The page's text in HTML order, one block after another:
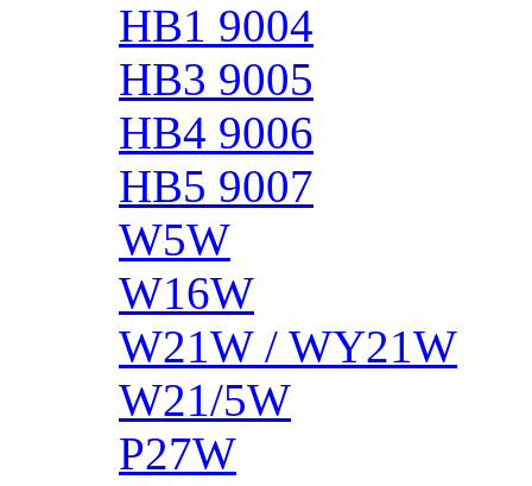
HB1 9004
HB3 9005
HB4 9006
HB5 9007
W5W
W16W
W21W / WY21W
W21/5W
P27W